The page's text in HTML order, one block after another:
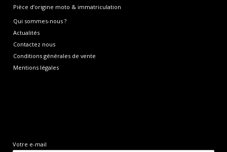
Pièce d’origine moto & immatriculation
Qui sommes-nous ?
Actualités
Contactez nous
Conditions générales de vente
Mentions légales
Votre e-mail